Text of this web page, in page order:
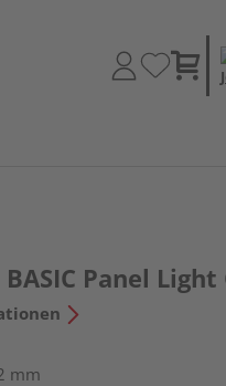
Panel Light
mm